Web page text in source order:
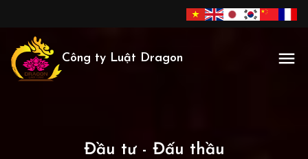
Công ty Luật Dragon
Đầu tư - Đấu thầu